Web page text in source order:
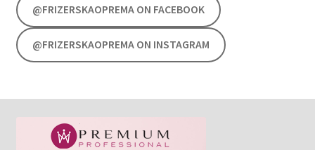
@FRIZERSKAOPREMA ON FACEBOOK
@FRIZERSKAOPREMA ON INSTAGRAM